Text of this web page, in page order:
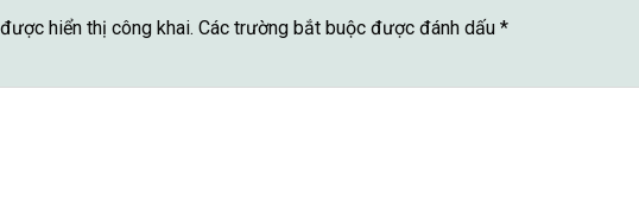
hiển thị công khai. Các trường bắt buộc được đánh dấu *